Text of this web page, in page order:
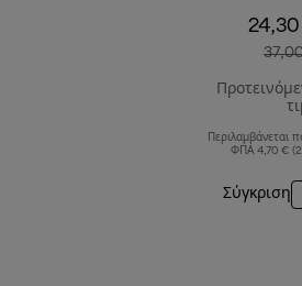
Περιλαμβάνεται
ΦΠΑ 4,70 €
Σύγκριση